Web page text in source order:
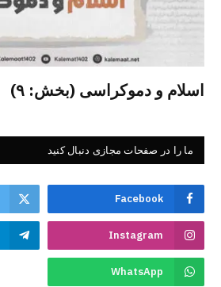
اسلام و دموکراسی (بخش: ۹)
ما را در صفحات مجازی دنبال کنید
Facebook
Instagram
WhatsApp